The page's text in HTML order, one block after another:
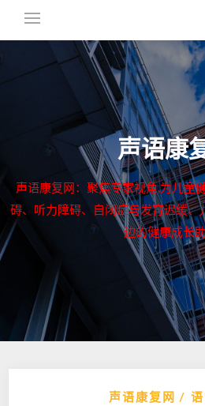
声语康
声语康复网：聚焦专家视角,为儿童
碍、听力障碍、自闭症与发育迟缓、
边的健康成长
声语康复网